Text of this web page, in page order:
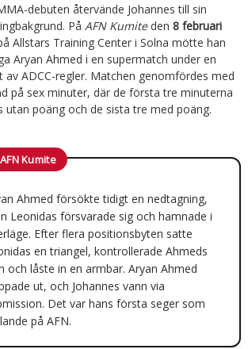
debuten återvände Johannes till sin
På AFN Kumiteden 8 februari
Allstars Training Center i Solna mötte han
Aryan Ahmed i en supermatch under en
av ADCC-regler. Matchen genomfördes med
på sex minuter, där de första tre minuterna
utan poäng och de sista tre med poäng.
AFN Kumite
Ahmed försökte tidigt en nedtagning,
Leonidas försvarade sig och hamnade i
Efter flera positionsbyten satte
en triangel, kontrollerade Ahmeds
och låste in en armbar. Aryan Ahmed
ut, och Johannes vann via
Det var hans första seger som
på AFN.